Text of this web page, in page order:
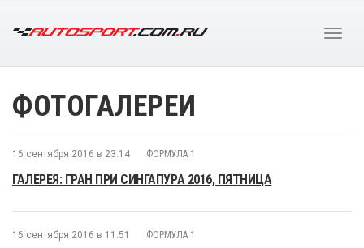
ФОТОГАЛЕРЕИ
16 сентября 2016 в 23:14 ФОРМУЛА 1
ГАЛЕРЕЯ: ГРАН ПРИ СИНГАПУРА 2016, ПЯТНИЦА
16 сентября 2016 в 11:51 ФОРМУЛА 1